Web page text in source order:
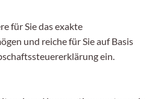
für Sie das exakte
und reiche für Sie auf Basis
ein.